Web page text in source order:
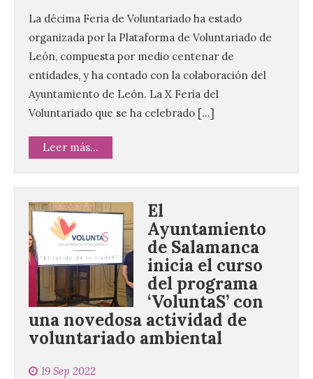
La décima Feria de Voluntariado ha estado
organizada por la Plataforma de Voluntariado de
León, compuesta por medio centenar de
entidades, y ha contado con la colaboración del
Ayuntamiento de León. La X Feria del
Voluntariado que se ha celebrado […]
Leer más...
El
Ayuntamiento
de Salamanca
inicia el curso
del programa
‘VoluntaS’ con
una novedosa actividad de
voluntariado ambiental
19 Sep 2022